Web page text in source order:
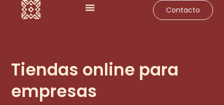
Contacto
Tiendas online para
empresas